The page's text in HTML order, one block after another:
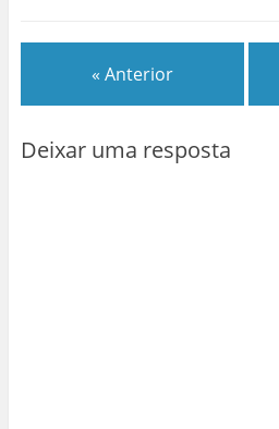
« Anterior
Deixar uma resposta